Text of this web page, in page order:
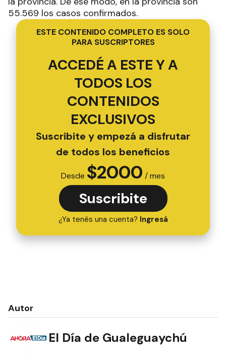
55.569 los casos confirmados.
ESTE CONTENIDO COMPLETO ES SOLO
PARA SUSCRIPTORES
ACCEDÉ A ESTE Y A
TODOS LOS
CONTENIDOS
EXCLUSIVOS
Suscribite y empezá a disfrutar
de todos los beneficios
Desde $2000 / mes
Suscribite
¿Ya tenés una cuenta? Ingresá
Autor
El Día de Gualeguaychú